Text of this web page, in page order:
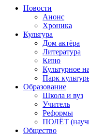
Новости
Анонс
Хроника
Культура
Дом актёра
Литература
Кино
Культурное
Парк
Образование
Школа и вуз
Учитель
Реформы
ПОЛЁТ
Общество